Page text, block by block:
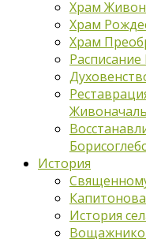
Храм
Храм
Храм
История
История